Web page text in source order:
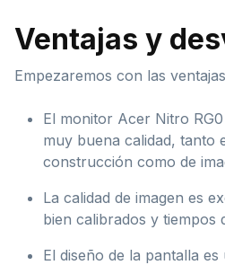
Ventajas y
Empezaremos con las
El monitor Acer Nitro
muy buena calidad, tanto
construcción como de
La calidad de imagen es
bien calibrados y tiempos
El diseño de la pantalla